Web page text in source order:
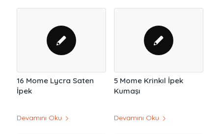
16 Mome Lycra Saten
İpek
Devamını Oku
5 Mome Krinkıl İpek
Kumaşı
Devamını Oku